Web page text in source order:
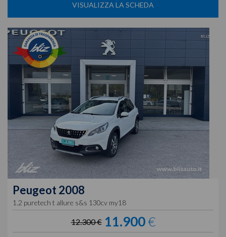
VISUALIZZA LA SCHEDA
Peugeot 2008
1.2 puretech t allure s&s 130cv my18
12.300 € 11.900€